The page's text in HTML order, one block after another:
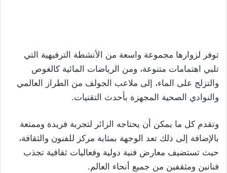
توفر لزوارها مجموعة واسعة من الأنشطة الترفيهية التي
تلبي اهتمامات متنوعة، ومن الرياضات المائية كالغوص
والتزلج على الماء، إلى ملاعب الجولف من الطراز العالمي
والنوادي الصحية المجهزة بأحدث التقنيات.
وتقدم كل ما يمكن أن يحتاجه الزائر لتجربة فريدة وممتعة
بالإضافة إلى ذلك تعد الوجهة بمثابة مركز للفنون والثقافة،
حيث تستضيف معارض فنية دولية وفعاليات ثقافية تجذب
فنانين ومثقفين من جميع أنحاء العالم.